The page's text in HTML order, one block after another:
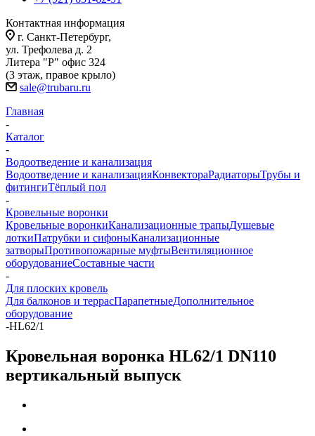
Контактная информация
г. Санкт-Петербург,
ул. Трефолева д. 2
Литера "Р" офис 324
(3 этаж, правое крыло)
sale@trubaru.ru
Главная
-
Каталог
-
Водоотведение и канализация
Водоотведение и канализацияКонвектораРадиаторыТрубы и
фитингиТёплый пол
-
Кровельные воронки
Кровельные воронкиКанализационные трапыДушевые
лоткиПатрубки и сифоныКанализационные
затворыПротивопожарные муфтыВентиляционное
оборудованиеСоставные части
-
Для плоских кровель
Для балконов и террасПарапетныеДополнительное
оборудование
-HL62/1
Кровельная воронка HL62/1 DN110
вертикальный выпуск